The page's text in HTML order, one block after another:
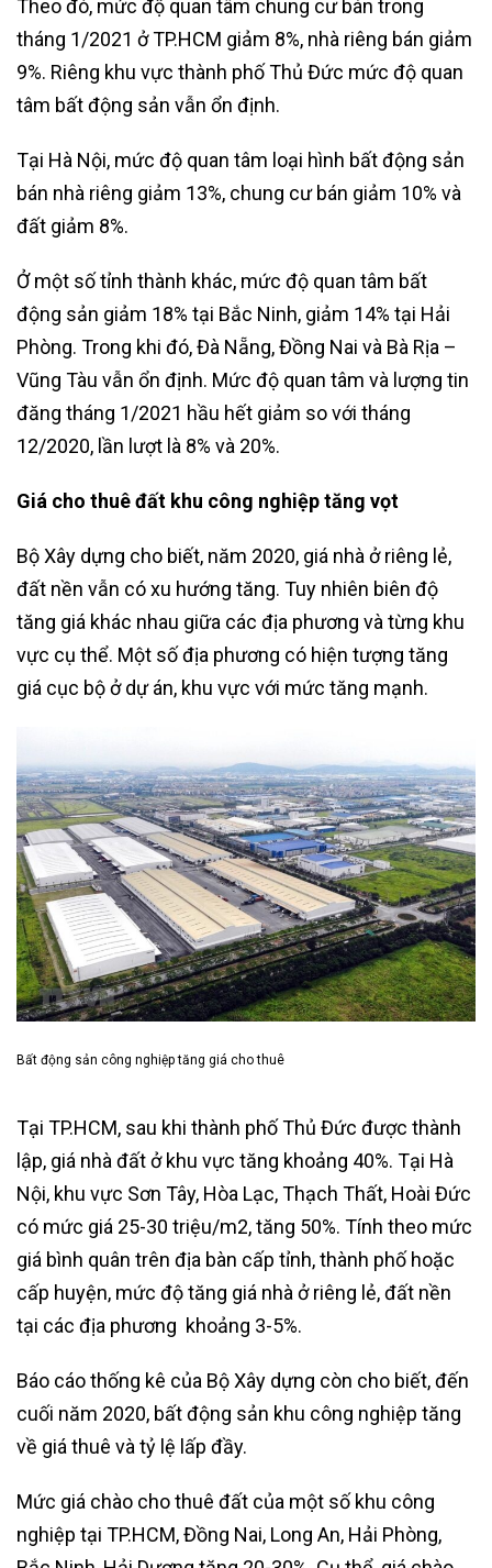
Theo đó, mức độ quan tâm chung cư bán trong
tháng 1/2021 ở TP.HCM giảm 8%, nhà riêng bán giảm
9%. Riêng khu vực thành phố Thủ Đức mức độ quan
tâm bất động sản vẫn ổn định.
Tại Hà Nội, mức độ quan tâm loại hình bất động sản
bán nhà riêng giảm 13%, chung cư bán giảm 10% và
đất giảm 8%.
Ở một số tỉnh thành khác, mức độ quan tâm bất
động sản giảm 18% tại Bắc Ninh, giảm 14% tại Hải
Phòng. Trong khi đó, Đà Nẵng, Đồng Nai và Bà Rịa –
Vũng Tàu vẫn ổn định. Mức độ quan tâm và lượng tin
đăng tháng 1/2021 hầu hết giảm so với tháng
12/2020, lần lượt là 8% và 20%.
Giá cho thuê đất khu công nghiệp tăng vọt
Bộ Xây dựng cho biết, năm 2020, giá nhà ở riêng lẻ,
đất nền vẫn có xu hướng tăng. Tuy nhiên biên độ
tăng giá khác nhau giữa các địa phương và từng khu
vực cụ thể. Một số địa phương có hiện tượng tăng
giá cục bộ ở dự án, khu vực với mức tăng mạnh.
Bất động sản công nghiệp tăng giá cho thuê
Tại TP.HCM, sau khi thành phố Thủ Đức được thành
lập, giá nhà đất ở khu vực tăng khoảng 40%. Tại Hà
Nội, khu vực Sơn Tây, Hòa Lạc, Thạch Thất, Hoài Đức
có mức giá 25-30 triệu/m2, tăng 50%. Tính theo mức
giá bình quân trên địa bàn cấp tỉnh, thành phố hoặc
cấp huyện, mức độ tăng giá nhà ở riêng lẻ, đất nền
tại các địa phương khoảng 3-5%.
Báo cáo thống kê của Bộ Xây dựng còn cho biết, đến
cuối năm 2020, bất động sản khu công nghiệp tăng
về giá thuê và tỷ lệ lấp đầy.
Mức giá chào cho thuê đất của một số khu công
nghiệp tại TP.HCM, Đồng Nai, Long An, Hải Phòng,